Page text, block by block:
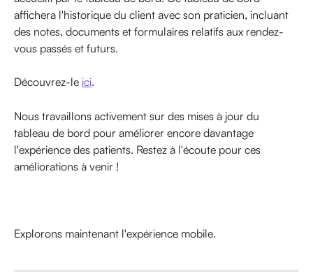
affichera l'historique du client avec son praticien, incluant
des notes, documents et formulaires relatifs aux rendez-
vous passés et futurs.
Découvrez-le ici.
Nous travaillons activement sur des mises à jour du
tableau de bord pour améliorer encore davantage
l'expérience des patients. Restez à l'écoute pour ces
améliorations à venir !
Explorons maintenant l'expérience mobile.